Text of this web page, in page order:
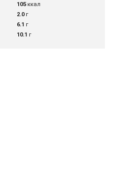
105ккал
2.0г
6.1 г
10.1 г